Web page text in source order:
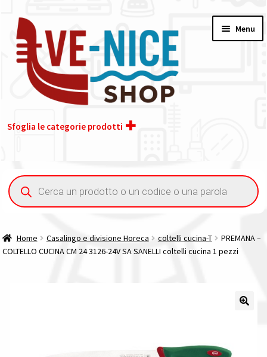
alla
navigazione
contenuto
Menu
Sfoglia le categorie prodotti
Acquisto iva 4% (agevolata)
Contatti
Ricerca
prodotti
Home Casalingo e divisione Horeca coltelli cucina-T
PREMANA –
COLTELLO CUCINA CM 24 3126-24V SA SANELLI coltelli cucina 1 pezzi